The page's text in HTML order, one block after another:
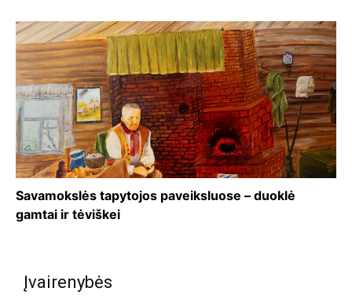
Savamokslės tapytojos paveiksluose – duoklė
gamtai ir tėviškei
Įvairenybės